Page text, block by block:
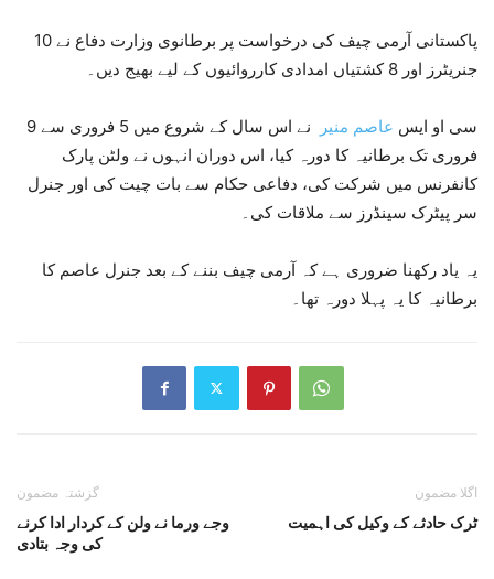
پاکستانی آرمی چیف کی درخواست پر برطانوی وزارت دفاع نے 10
جنریٹرز اور 8 کشتیاں امدادی کارروائیوں کے لیے بھیج دیں۔
سی او ایس عاصم منیر
نے اس سال کے شروع میں 5 فروری سے 9
فروری تک برطانیہ کا دورہ کیا، اس دوران انہوں نے ولٹن پارک
کانفرنس میں شرکت کی، دفاعی حکام سے بات چیت کی اور جنرل
سر پیٹرک سینڈرز سے ملاقات کی۔
یہ یاد رکھنا ضروری ہے کہ آرمی چیف بننے کے بعد جنرل عاصم کا
برطانیہ کا یہ پہلا دورہ تھا۔
گزشتہ مضمون
وجے ورما نے ولن کے کردار ادا کرنے
کی وجہ بتادی
اگلا مضمون
ٹرک حادثے کے وکیل کی اہمیت